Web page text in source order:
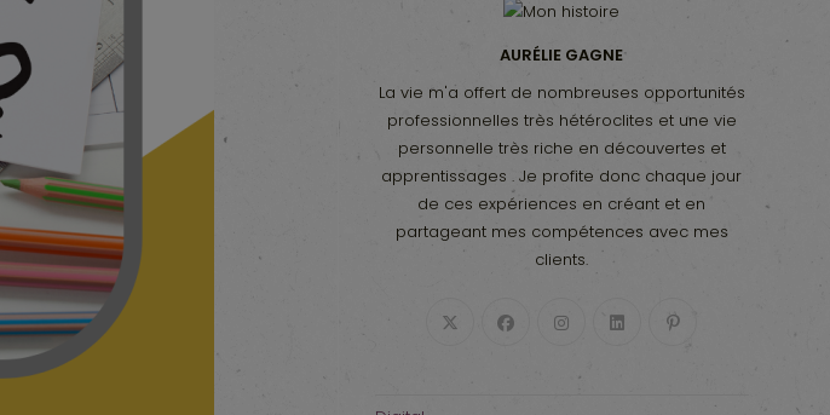
AURÉLIE GAGNE
La vie m'a offert de nombreuses opportunités
professionnelles très hétéroclites et une vie
personnelle très riche en découvertes et
apprentissages . Je profite donc chaque jour
de ces expériences en créant et en
partageant mes compétences avec mes
clients.